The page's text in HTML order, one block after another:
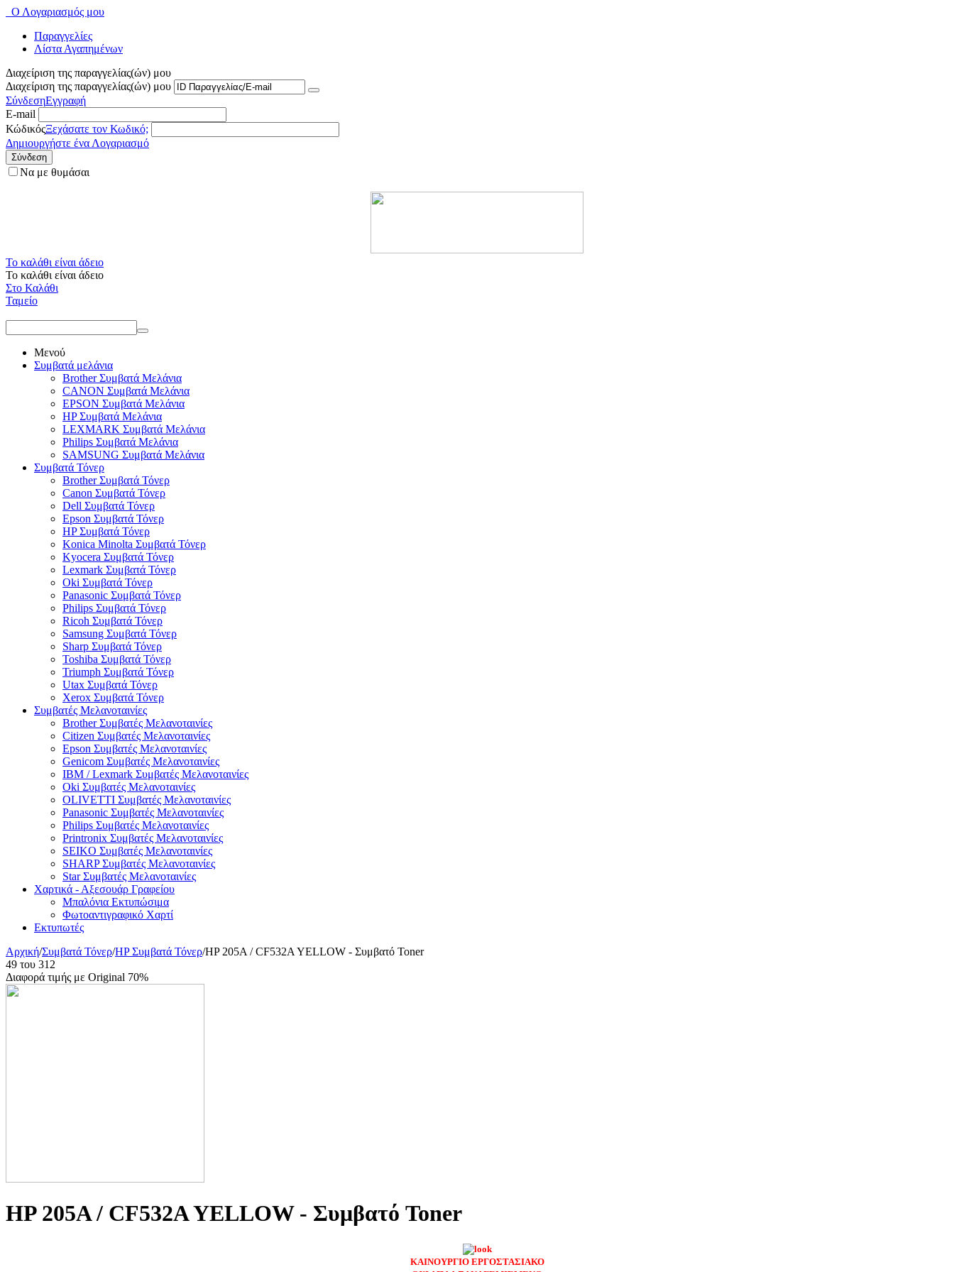
Ο Λογαριασμός μου
Παραγγελίες
Λίστα Αγαπημένων
Διαχείριση της παραγγελίας(ών) μου
Διαχείριση της παραγγελίας(ών) μου
ΣύνδεσηΕγγραφή
E-mail
ΚώδικόςΞεχάσατε τον Κωδικό;
Δημιουργήστε ένα Λογαριασμό
Σύνδεση
Να με θυμάσαι
Το καλάθι είναι άδειο
Το καλάθι είναι άδειο
Στο Καλάθι
Ταμείο
Μενού
Συμβατά μελάνια
Brother Συμβατά Μελάνια
CANON Συμβατά Μελάνια
EPSON Συμβατά Μελάνια
HP Συμβατά Μελάνια
LEXMARK Συμβατά Μελάνια
Philips Συμβατά Μελάνια
SAMSUNG Συμβατά Μελάνια
Συμβατά Τόνερ
Brother Συμβατά Τόνερ
Canon Συμβατά Τόνερ
Dell Συμβατά Τόνερ
Epson Συμβατά Τόνερ
HP Συμβατά Τόνερ
Konica Minolta Συμβατά Τόνερ
Kyocera Συμβατά Τόνερ
Lexmark Συμβατά Τόνερ
Oki Συμβατά Τόνερ
Panasonic Συμβατά Τόνερ
Philips Συμβατά Τόνερ
Ricoh Συμβατά Τόνερ
Samsung Συμβατά Τόνερ
Sharp Συμβατά Τόνερ
Toshiba Συμβατά Τόνερ
Triumph Συμβατά Τόνερ
Utax Συμβατά Τόνερ
Xerox Συμβατά Τόνερ
Συμβατές Μελανοταινίες
Brother Συμβατές Μελανοταινίες
Citizen Συμβατές Μελανοταινίες
Epson Συμβατές Μελανοταινίες
Genicom Συμβατές Μελανοταινίες
IBM / Lexmark Συμβατές Μελανοταινίες
Oki Συμβατές Μελανοταινίες
OLIVETTI Συμβατές Μελανοταινίες
Panasonic Συμβατές Μελανοταινίες
Philips Συμβατές Μελανοταινίες
Printronix Συμβατές Μελανοταινίες
SEIKO Συμβατές Μελανοταινίες
SHARP Συμβατές Μελανοταινίες
Star Συμβατές Μελανοταινίες
Χαρτικά - Αξεσουάρ Γραφείου
Μπαλόνια Εκτυπώσιμα
Φωτοαντιγραφικό Χαρτί
Εκτυπωτές
Αρχική/Συμβατά Τόνερ/HP Συμβατά Τόνερ/HP 205A / CF532A YELLOW - Συμβατό Toner
49 του 312
Διαφορά τιμής με Original 70%
HP 205A / CF532A YELLOW - Συμβατό Toner
ΚΑΙΝΟΥΡΓΙΟ ΕΡΓΟΣΤΑΣΙΑΚΟ